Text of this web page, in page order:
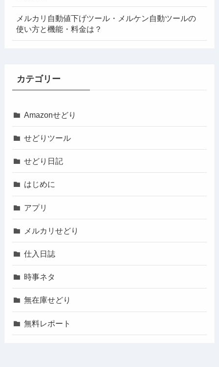
メルカリ自動値下げツール・メルケン自動ツールの
使い方と機能・料金は？
カテゴリー
Amazonせどり
せどりツール
せどり日記
はじめに
アプリ
メルカリせどり
仕入日誌
時事ネタ
無在庫せどり
無料レポート